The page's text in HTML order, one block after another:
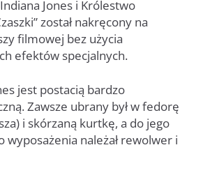
Jones i Królestwo
został nakręcony na
filmowej bez użycia
efektów specjalnych.
jest postacią bardzo
Zawsze ubrany był w fedorę
i skórzaną kurtkę, a do jego
wyposażenia należał rewolwer i